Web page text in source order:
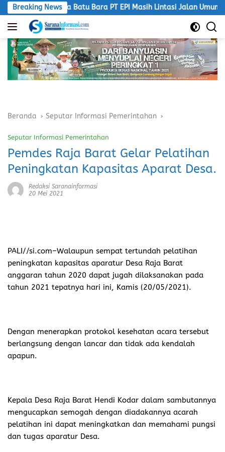
Langsung
ke
konten
Breaking News
Armada Batu Bara PT EPI Masih Lintasi Jalan Umum, LSM
Beranda Seputar Informasi Pemerintahan
Seputar Informasi Pemerintahan
Pemdes Raja Barat Gelar Pelatihan
Peningkatan Kapasitas Aparat Desa.
Redaksi Saranainformasi
20 Mei 2021
PALI//si.com–Walaupun sempat tertundah pelatihan
peningkatan kapasitas aparatur Desa Raja Barat
anggaran tahun 2020 dapat jugah dilaksanakan pada
tahun 2021 tepatnya hari ini, Kamis (20/05/2021).
Dengan menerapkan protokol kesehatan acara tersebut
berlangsung dengan lancar dan tidak ada kendalah
apapun.
Kepala Desa Raja Barat Hendi Kodar dalam sambutannya
mengucapkan semogah dengan diadakannya acarah
pelatihan ini dapat meningkatkan dan memahami pungsi
dan tugas aparatur Desa.